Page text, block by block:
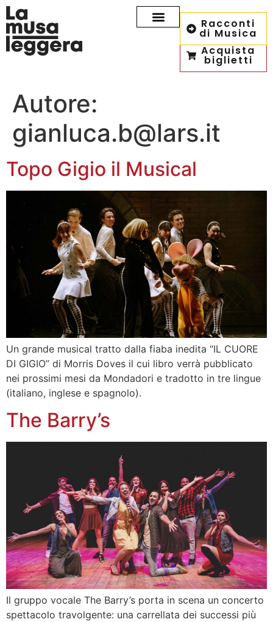
Acquista
biglietti
Racconti
di Musica
Autore:
gianluca.b@lars.it
Topo Gigio il Musical
Un grande musical tratto dalla fiaba inedita “IL CUORE
DI GIGIO” di Morris Doves il cui libro verrà pubblicato
nei prossimi mesi da Mondadori e tradotto in tre lingue
(italiano, inglese e spagnolo).
The Barry’s
Il gruppo vocale The Barry’s porta in scena un concerto
spettacolo travolgente: una carrellata dei successi più